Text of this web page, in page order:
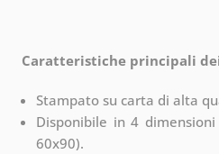
Caratteristiche principali
Stampato su carta di alta
Disponibile in 4
60x90).